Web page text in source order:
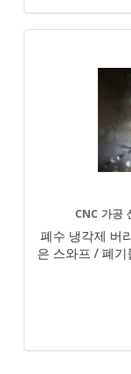
CNC 가공
폐수 냉각제 버
은 스와프 / 폐